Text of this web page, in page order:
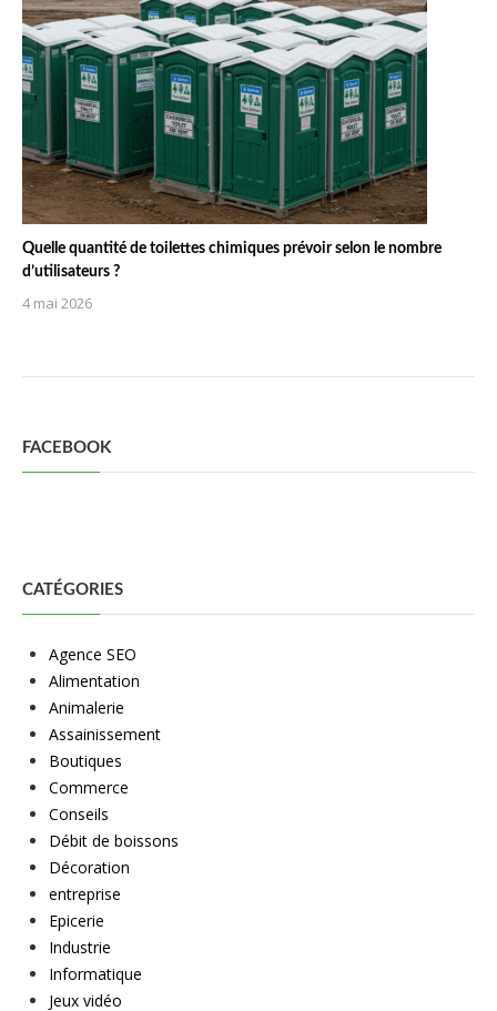
Quelle quantité de toilettes chimiques prévoir selon le nombre
d’utilisateurs ?
4 mai 2026
FACEBOOK
CATÉGORIES
Agence SEO
Alimentation
Animalerie
Assainissement
Boutiques
Commerce
Conseils
Débit de boissons
Décoration
entreprise
Epicerie
Industrie
Informatique
Jeux vidéo